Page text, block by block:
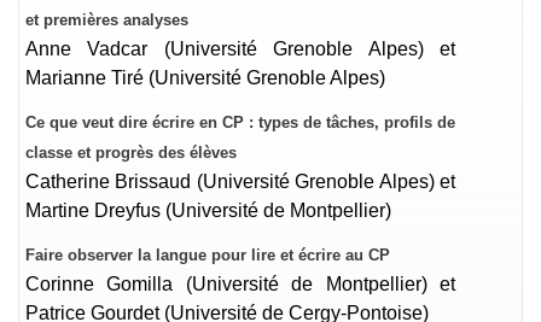
et premières analyses
Anne Vadcar (Université Grenoble Alpes) et
Marianne Tiré (Université Grenoble Alpes)
Ce que veut dire écrire en CP : types de tâches, profils de
classe et progrès des élèves
Catherine Brissaud (Université Grenoble Alpes) et
Martine Dreyfus (Université de Montpellier)
Faire observer la langue pour lire et écrire au CP
Corinne Gomilla (Université de Montpellier) et
Patrice Gourdet (Université de Cergy-Pontoise)